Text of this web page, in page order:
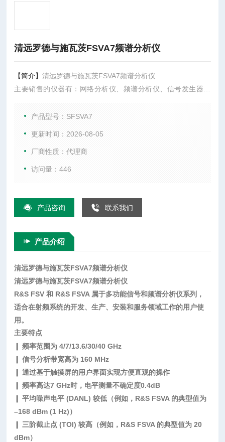
清远罗德与施瓦茨FSVA7频谱分析仪
【简介】清远罗德与施瓦茨FSVA7频谱分析仪
主要销售的仪器有：网络分析仪、频谱分析仪、信号发生器、
等。
产品型号：SFSVA7
更新时间：2026-08-05
厂商性质：代理商
访问量：446
产品咨询 联系我们
产品介绍
清远罗德与施瓦茨FSVA7频谱分析仪
清远罗德与施瓦茨FSVA7频谱分析仪
R&S FSV 和 R&S FSVA 属于多功能信号和频谱分析仪系列，
适合在射频系统的开发、生产、安装和服务领域工作的用户使
用。
主要特点
❙ 频率范围为 4/7/13.6/30/40 GHz
❙ 信号分析带宽高为 160 MHz
❙ 通过基于触摸屏的用户界面实现方便直观的操作
❙ 频率高达7 GHz时，电平测量不确定度0.4dB
❙ 平均噪声电平 (DANL) 较低（例如，R&S FSVA 的典型值为
–168 dBm (1 Hz)）
❙ 三阶截止点 (TOI) 较高（例如，R&S FSVA 的典型值为 20
dBm）